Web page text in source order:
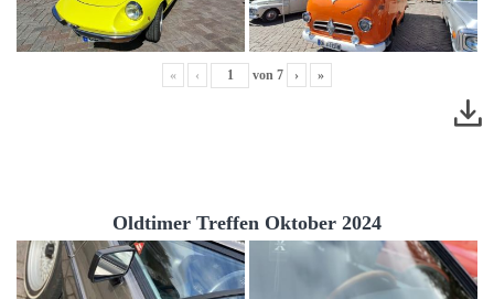
« ‹ von 7 › »
Oldtimer Treffen Oktober 2024